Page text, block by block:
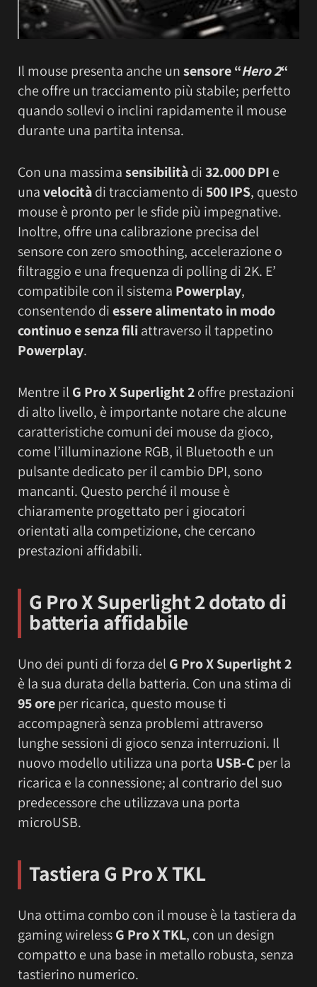
Il mouse presenta anche unsensore “Hero 2“
che offre un tracciamento più stabile; perfetto
quando sollevi o inclini rapidamente il mouse
durante una partita intensa.
Con una massimasensibilitàdi32.000 DPI e
unavelocitàdi tracciamento di500 IPS, questo
mouse è pronto per le sfide più impegnative.
Inoltre, offre una calibrazione precisa del
sensore con zero smoothing, accelerazione o
filtraggio e una frequenza di polling di 2K. E’
compatibile con il sistema Powerplay,
consentendo diessere alimentato in modo
continuo e senza filiattraverso il tappetino
Powerplay.
Mentre il G Pro X Superlight 2offre prestazioni
di alto livello, è importante notare che alcune
caratteristiche comuni dei mouse da gioco,
come l’illuminazione RGB, il Bluetooth e un
pulsante dedicato per il cambio DPI, sono
mancanti. Questo perché il mouse è
chiaramente progettato per i giocatori
orientati alla competizione, che cercano
prestazioni affidabili.
G Pro X Superlight 2 dotato di
batteria affidabile
Uno dei punti di forza del G Pro X Superlight 2
è la sua durata della batteria. Con una stima di
95 oreper ricarica, questo mouse ti
accompagnerà senza problemi attraverso
lunghe sessioni di gioco senza interruzioni. Il
nuovo modello utilizza una porta USB-C per la
ricarica e la connessione; al contrario del suo
predecessore che utilizzava una porta
microUSB.
Tastiera G Pro X TKL
Una ottima combo con il mouse è la tastiera da
gaming wirelessG Pro X TKL, con un design
compatto e una base in metallo robusta, senza
tastierino numerico.